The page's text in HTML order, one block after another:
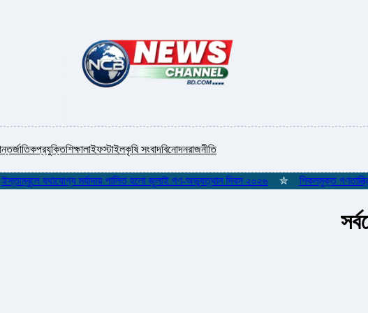
প্রযুক্তিশিক্ষালাইফস্টাইলকৃষি সংবাদবিনোদনরাজনীতি
যথাযোগ্য মর্যাদায় পালিত হলো জুলাই গণ-অভ্যুত্থান দিবস ২০২৬ ✮ শিকলমুক্ত গণতান্ত্রিক